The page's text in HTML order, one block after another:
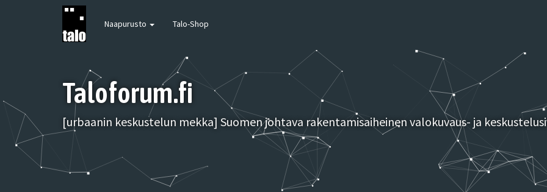
Naapurusto Talo-Shop
Taloforum.fi
[urbaanin keskustelun mekka] Suomen johtava rakentamisaiheinen valokuvaus- ja